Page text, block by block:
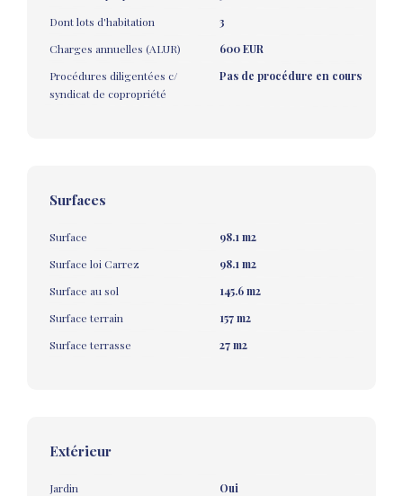
Dont lots d'habitation
3
Charges annuelles (ALUR)
600 EUR
Procédures diligentées c/
syndicat de copropriété
Pas de procédure en cours
Surfaces
Surface
98.1 m2
Surface loi Carrez
98.1 m2
Surface au sol
145.6 m2
Surface terrain
157 m2
Surface terrasse
27 m2
Extérieur
Jardin
Oui